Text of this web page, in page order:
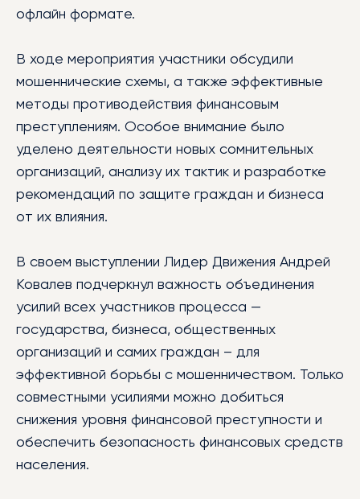
офлайн формате.
В ходе мероприятия участники обсудили
мошеннические схемы, а также эффективные
методы противодействия финансовым
преступлениям. Особое внимание было
уделено деятельности новых сомнительных
организаций, анализу их тактик и разработке
рекомендаций по защите граждан и бизнеса
от их влияния.
В своем выступлении Лидер Движения Андрей
Ковалев подчеркнул важность объединения
усилий всех участников процесса —
государства, бизнеса, общественных
организаций и самих граждан – для
эффективной борьбы с мошенничеством. Только
совместными усилиями можно добиться
снижения уровня финансовой преступности и
обеспечить безопасность финансовых средств
населения.